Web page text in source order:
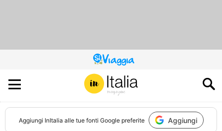
QUESTO
SITO
CONTRIBUISCE
ALL’AUDIENCE
DI
Aggiungi InItalia alle tue fonti Google preferite Aggiungi